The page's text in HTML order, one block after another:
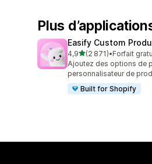
Plus
Easify Custom
4,9étoile(s) sur 5
(2 871)
2871 avis au total
•Forfait
Ajoutez des options de
personnalisateur de
Built for Shopify